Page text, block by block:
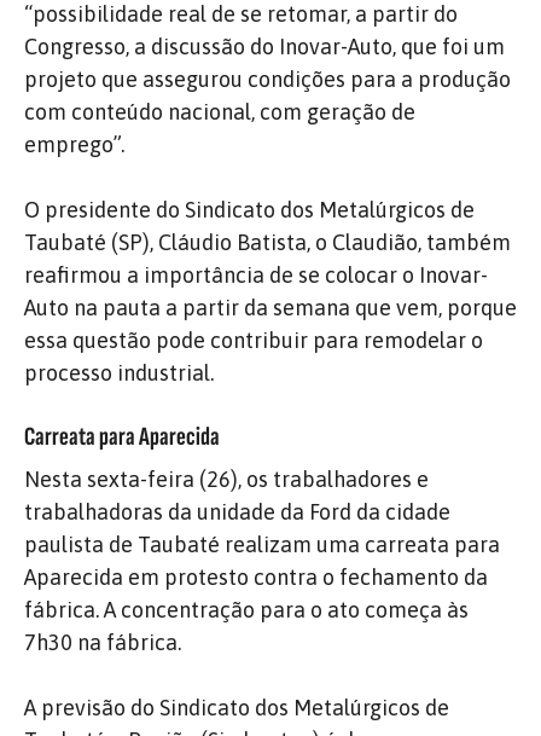
“possibilidade real de se retomar, a partir do
Congresso, a discussão do Inovar-Auto, que foi um
projeto que assegurou condições para a produção
com conteúdo nacional, com geração de
emprego”.
O presidente do Sindicato dos Metalúrgicos de
Taubaté (SP), Cláudio Batista, o Claudião, também
reafirmou a importância de se colocar o Inovar-
Auto na pauta a partir da semana que vem, porque
essa questão pode contribuir para remodelar o
processo industrial.
Carreata para Aparecida
Nesta sexta-feira (26), os trabalhadores e
trabalhadoras da unidade da Ford da cidade
paulista de Taubaté realizam uma carreata para
Aparecida em protesto contra o fechamento da
fábrica. A concentração para o ato começa às
7h30 na fábrica.
A previsão do Sindicato dos Metalúrgicos de